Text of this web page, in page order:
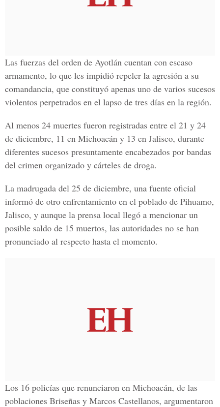
Las fuerzas del orden de Ayotlán cuentan con escaso
armamento, lo que les impidió repeler la agresión a su
comandancia, que constituyó apenas uno de varios sucesos
violentos perpetrados en el lapso de tres días en la región.
Al menos 24 muertes fueron registradas entre el 21 y 24
de diciembre, 11 en Michoacán y 13 en Jalisco, durante
diferentes sucesos presuntamente encabezados por bandas
del crimen organizado y cárteles de droga.
La madrugada del 25 de diciembre, una fuente oficial
informó de otro enfrentamiento en el poblado de Pihuamo,
Jalisco, y aunque la prensa local llegó a mencionar un
posible saldo de 15 muertos, las autoridades no se han
pronunciado al respecto hasta el momento.
Los 16 policías que renunciaron en Michoacán, de las
poblaciones Briseñas y Marcos Castellanos, argumentaron